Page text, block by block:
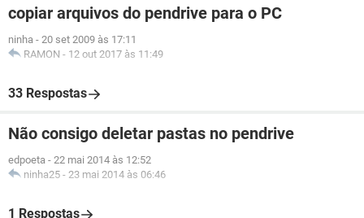
copiar arquivos do pendrive para o PC
ninha - 20 set 2009 às 17:11
RAMON - 12 out 2017 às 11:49
33 Respostas
Não consigo deletar pastas no pendrive
edpoeta - 22 mai 2014 às 12:52
ninha25 - 23 mai 2014 às 06:46
1 Respostas